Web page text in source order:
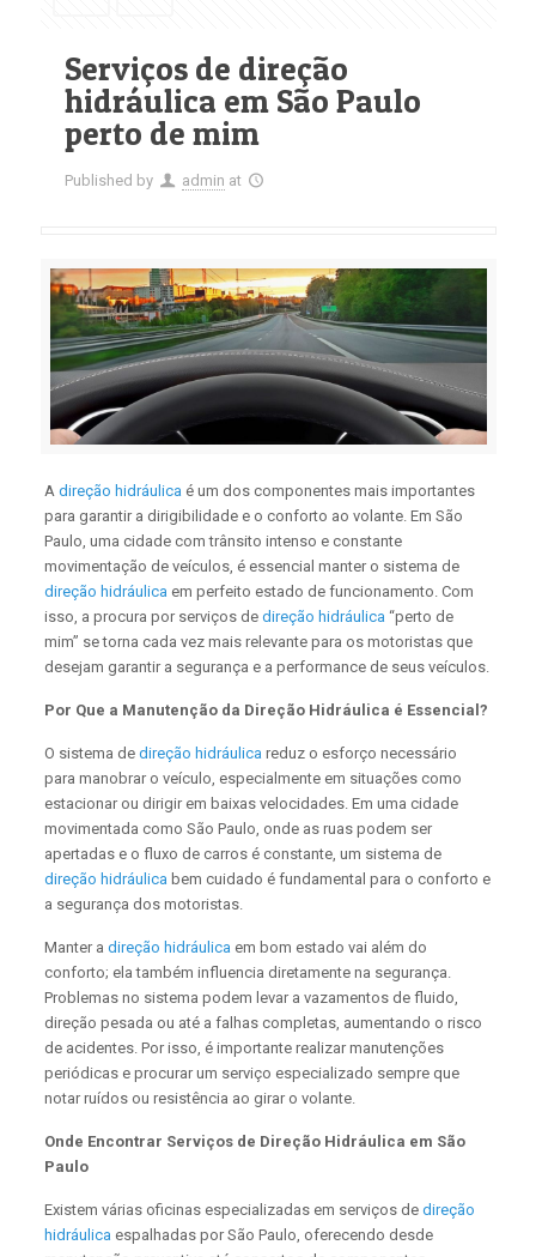
Serviços de direção
hidráulica em São Paulo
perto de mim
Published by admin at
Adireção hidráulica é um dos componentes mais importantes
para garantir a dirigibilidade e o conforto ao volante. Em São
Paulo, uma cidade com trânsito intenso e constante
movimentação de veículos, é essencial manter o sistema de
direção hidráulica em perfeito estado de funcionamento. Com
isso, a procura por serviços dedireção hidráulica “perto de
mim” se torna cada vez mais relevante para os motoristas que
desejam garantir a segurança e a performance de seus veículos.
Por Que a Manutenção da Direção Hidráulica é Essencial?
O sistema dedireção hidráulica reduz o esforço necessário
para manobrar o veículo, especialmente em situações como
estacionar ou dirigir em baixas velocidades. Em uma cidade
movimentada como São Paulo, onde as ruas podem ser
apertadas e o fluxo de carros é constante, um sistema de
direção hidráulica bem cuidado é fundamental para o conforto e
a segurança dos motoristas.
Manter adireção hidráulica em bom estado vai além do
conforto; ela também influencia diretamente na segurança.
Problemas no sistema podem levar a vazamentos de fluido,
direção pesada ou até a falhas completas, aumentando o risco
de acidentes. Por isso, é importante realizar manutenções
periódicas e procurar um serviço especializado sempre que
notar ruídos ou resistência ao girar o volante.
Onde Encontrar Serviços de Direção Hidráulica em São
Paulo
Existem várias oficinas especializadas em serviços dedireção
hidráulica espalhadas por São Paulo, oferecendo desde